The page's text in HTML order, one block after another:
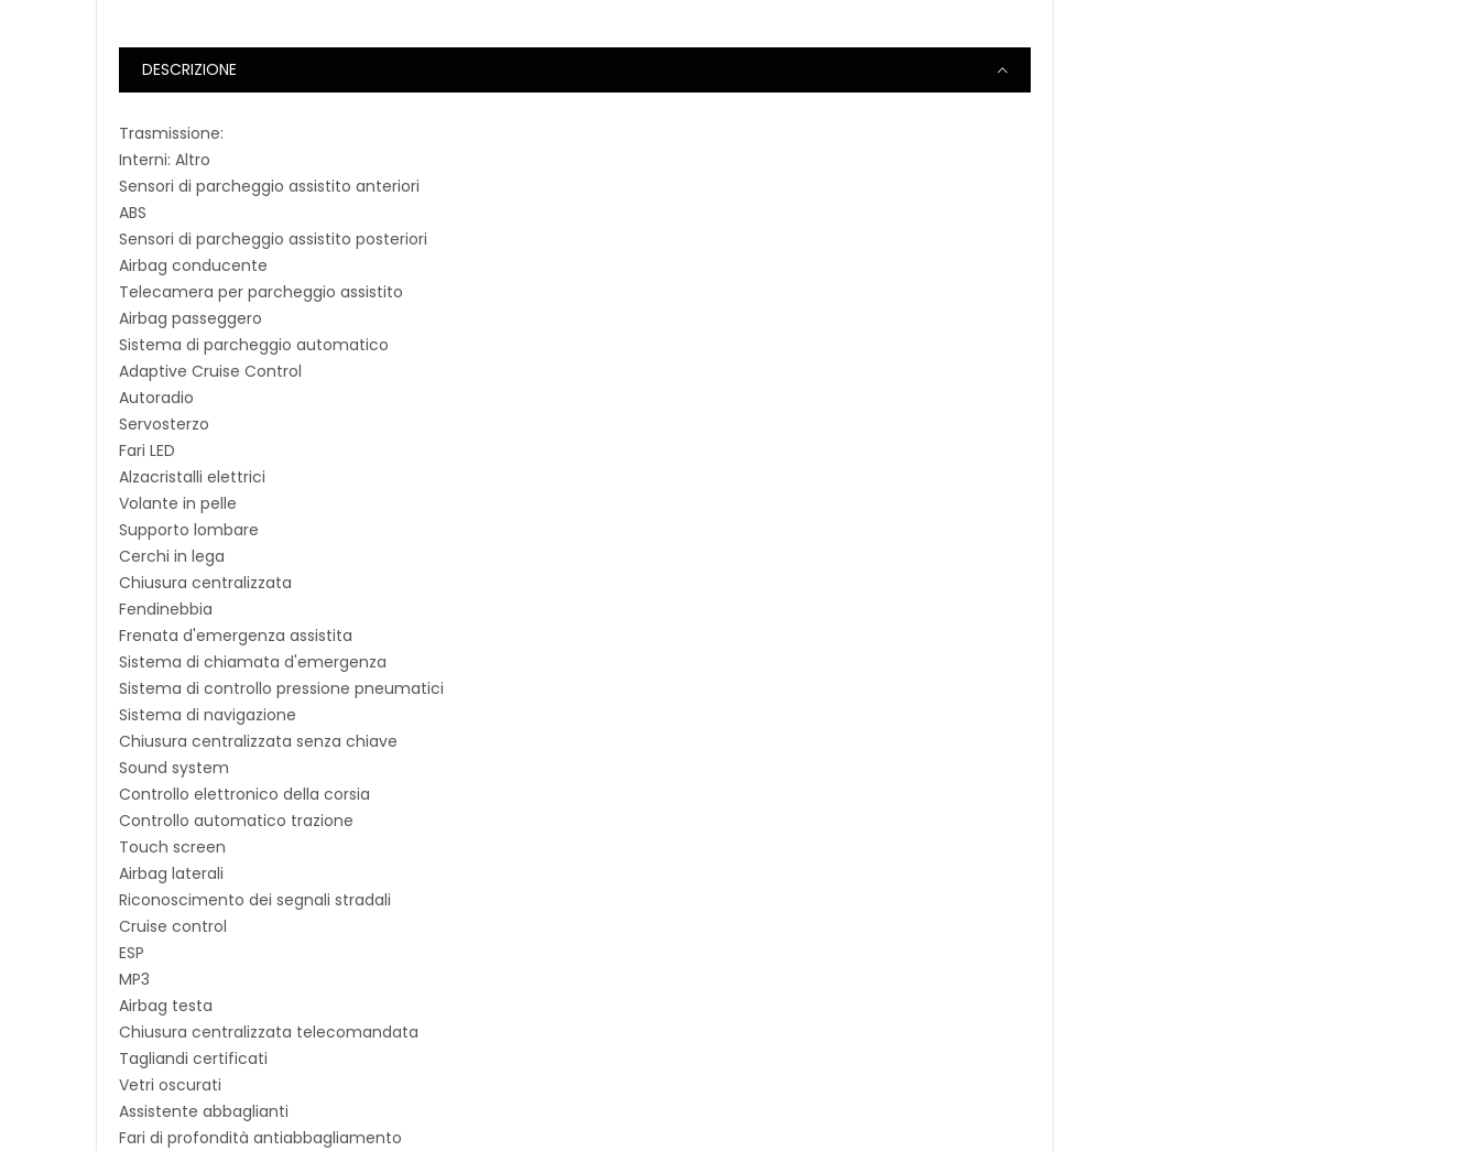
DESCRIZIONE
Trasmissione:
Interni: Altro
Sensori di parcheggio assistito anteriori
ABS
Sensori di parcheggio assistito posteriori
Airbag conducente
Telecamera per parcheggio assistito
Airbag passeggero
Sistema di parcheggio automatico
Adaptive Cruise Control
Autoradio
Servosterzo
Fari LED
Alzacristalli elettrici
Volante in pelle
Supporto lombare
Cerchi in lega
Chiusura centralizzata
Fendinebbia
Frenata d'emergenza assistita
Sistema di chiamata d'emergenza
Sistema di controllo pressione pneumatici
Sistema di navigazione
Chiusura centralizzata senza chiave
Sound system
Controllo elettronico della corsia
Controllo automatico trazione
Touch screen
Airbag laterali
Riconoscimento dei segnali stradali
Cruise control
ESP
MP3
Airbag testa
Chiusura centralizzata telecomandata
Tagliandi certificati
Vetri oscurati
Assistente abbaglianti
Fari di profondità antiabbagliamento